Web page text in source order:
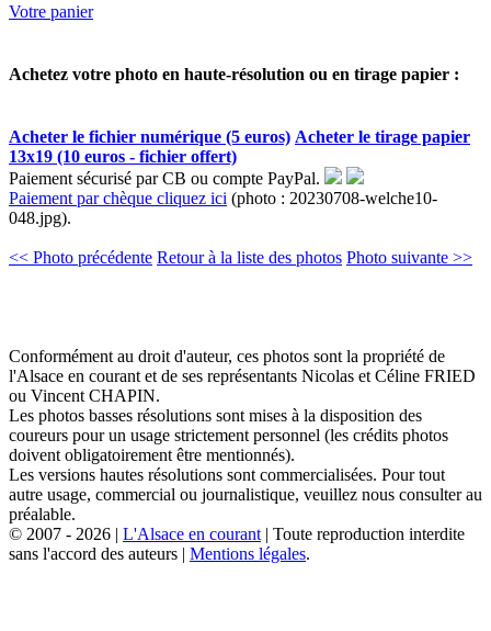
Votre panier
Achetez votre photo en haute-résolution ou en tirage papier :
Acheter le fichier numérique (5 euros) Acheter le tirage papier
13x19 (10 euros - fichier offert)
Paiement sécurisé par CB ou compte PayPal.
Paiement par chèque cliquez ici (photo : 20230708-welche10-
048.jpg).
<< Photo précédente Retour à la liste des photos Photo suivante >>
Conformément au droit d'auteur, ces photos sont la propriété de
l'Alsace en courant et de ses représentants Nicolas et Céline FRIED
ou Vincent CHAPIN.
Les photos basses résolutions sont mises à la disposition des
coureurs pour un usage strictement personnel (les crédits photos
doivent obligatoirement être mentionnés).
Les versions hautes résolutions sont commercialisées. Pour tout
autre usage, commercial ou journalistique, veuillez nous consulter au
préalable.
© 2007 - 2026 | L'Alsace en courant | Toute reproduction interdite
sans l'accord des auteurs | Mentions légales.